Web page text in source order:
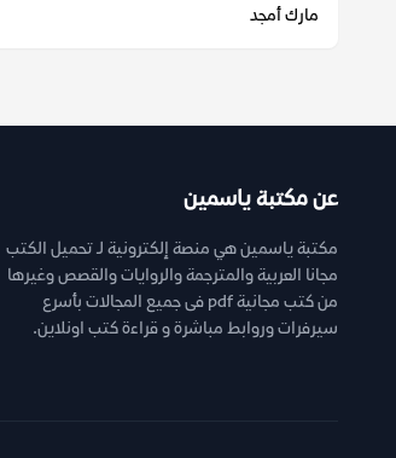
مارك أمجد
عن مكتبة ياسمين
مكتبة ياسمين هي منصة إلكترونية لـ تحميل الكتب
مجانا العربية والمترجمة والروايات والقصص وغيرها
من كتب مجانية pdf فى جميع المجالات بأسرع
سيرفرات وروابط مباشرة و قراءة كتب اونلاين.